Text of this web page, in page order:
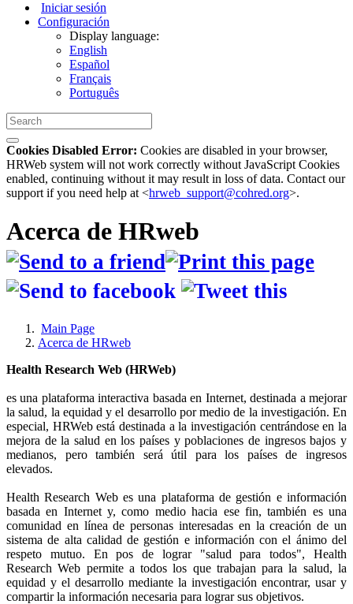
Iniciar sesión
Configuración
Display language:
English
Español
Français
Português
Cookies Disabled Error: Cookies are disabled in your browser,
HRWeb system will not work correctly without JavaScript Cookies
enabled, continuing without it may result in loss of data. Contact our
support if you need help at <hrweb_support@cohred.org>.
Acerca de HRweb
Main Page
Acerca de HRweb
Health Research Web (HRWeb)
es una plataforma interactiva basada en Internet, destinada a mejorar
la salud, la equidad y el desarrollo por medio de la investigación. En
especial, HRWeb está destinada a la investigación centrándose en la
mejora de la salud en los países y poblaciones de ingresos bajos y
medianos, pero también será útil para los países de ingresos
elevados.
Health Research Web es una plataforma de gestión e información
basada en Internet y, como medio hacia ese fin, también es una
comunidad en línea de personas interesadas en la creación de un
sistema de alta calidad de gestión e información con el ánimo del
respeto mutuo. En pos de lograr "salud para todos", Health
Research Web permite a todos los que trabajan para la salud, la
equidad y el desarrollo mediante la investigación encontrar, usar y
compartir la información necesaria para lograr sus objetivos.